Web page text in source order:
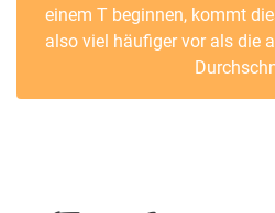
einem T beginnen, kommt
also viel häufiger vor als die